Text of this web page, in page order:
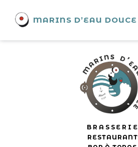
MARINS D’EAU DOUCE
THE BLUE CATS
BRASSERIE
RESTAURANT